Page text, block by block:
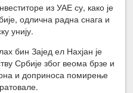
из УАЕ су, како је
одлична радна снага и
унију.
бин Зајед ел Нахјан је
Србије због веома брзе и
и доприноса помирење